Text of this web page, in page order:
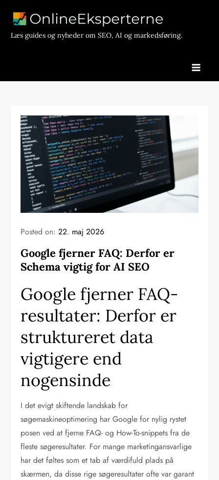
contentLæs guides og nyheder om SEO, AI og markedsføring.
Posted on:22. maj 2026
Google fjerner FAQ: Derfor er
Schema vigtig for AI SEO
Google fjerner FAQ-
resultater: Derfor er
struktureret data
vigtigere end
nogensinde
I det evigt skiftende landskab for
søgemaskineoptimering har Google for nylig rystet
posen ved at fjerne FAQ- og How-To-snippets fra de
fleste søgeresultater. For mange marketingansvarlige
har det føltes som et tab af værdifuld plads på
skærmen, da disse rige søgeresultater ofte var garant